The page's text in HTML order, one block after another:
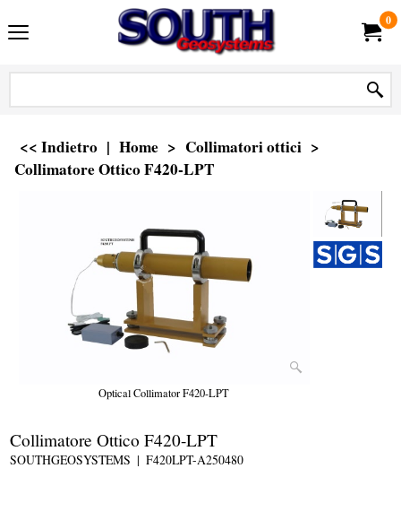
0
<< Indietro | Home > Collimatori ottici >
Collimatore Ottico F420-LPT
Optical Collimator F420-LPT
Collimatore Ottico F420-LPT
SOUTHGEOSYSTEMS F420LPT-A250480